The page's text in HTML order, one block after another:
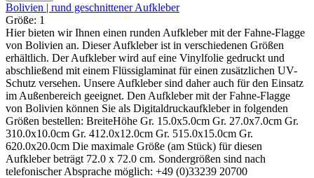
Bolivien | rund geschnittener Aufkleber
Größe: 1
Hier bieten wir Ihnen einen runden Aufkleber mit der Fahne-Flagge
von Bolivien an. Dieser Aufkleber ist in verschiedenen Größen
erhältlich. Der Aufkleber wird auf eine Vinylfolie gedruckt und
abschließend mit einem Flüssiglaminat für einen zusätzlichen UV-
Schutz versehen. Unsere Aufkleber sind daher auch für den Einsatz
im Außenbereich geeignet. Den Aufkleber mit der Fahne-Flagge
von Bolivien können Sie als Digitaldruckaufkleber in folgenden
Größen bestellen: BreiteHöhe Gr. 15.0x5.0cm Gr. 27.0x7.0cm Gr.
310.0x10.0cm Gr. 412.0x12.0cm Gr. 515.0x15.0cm Gr.
620.0x20.0cm Die maximale Größe (am Stück) für diesen
Aufkleber beträgt 72.0 x 72.0 cm. Sondergrößen sind nach
telefonischer Absprache möglich: +49 (0)33239 20700